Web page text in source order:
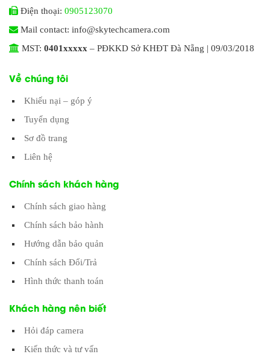
Điện thoại: 0905123070
Mail contact: info@skytechcamera.com
MST: 0401xxxxx – PĐKKD Sở KHĐT Đà Nẵng | 09/03/2018
Về chúng tôi
Khiếu nại – góp ý
Tuyển dụng
Sơ đồ trang
Liên hệ
Chính sách khách hàng
Chính sách giao hàng
Chính sách bảo hành
Hướng dẫn bảo quản
Chính sách Đổi/Trả
Hình thức thanh toán
Khách hàng nên biết
Hỏi đáp camera
Kiến thức và tư vấn